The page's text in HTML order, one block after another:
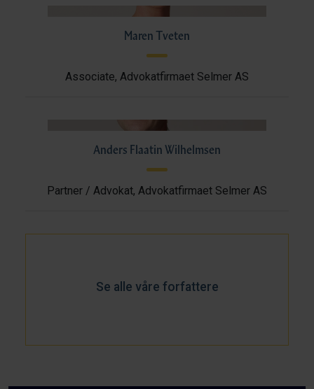
Maren Tveten
Associate, Advokatfirmaet Selmer AS
Anders Flaatin Wilhelmsen
Partner / Advokat, Advokatfirmaet Selmer AS
Se alle våre forfattere